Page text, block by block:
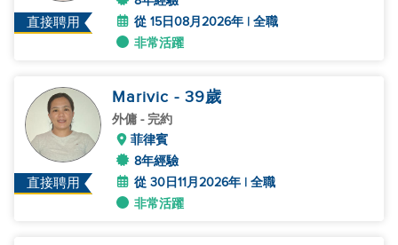
直接聘用
從 15日08月2026年 | 全職
非常活躍
直接聘用
Marivic - 39歲
外傭 - 完約
菲律賓
8年經驗
從 30日11月2026年 | 全職
非常活躍